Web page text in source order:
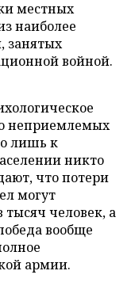
местных
наиболее
занятых
войной.
неприемлемых
лишь к
никто
что потери
могут
тысяч человек, а
вообще
армии.